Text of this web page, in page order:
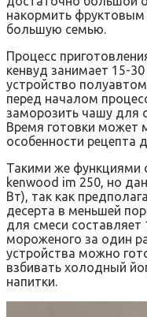
накормить
большую семью.
Процесс
кенвуд занимает 15-
устройство
перед началом
заморозить чашу для
Время готовки может
особенности рецепта
Такими же функциями
kenwood im 250, но
Вт), так как
десерта в меньшей
для смеси составляет
мороженого за один
устройства можно
взбивать холодный
напитки.